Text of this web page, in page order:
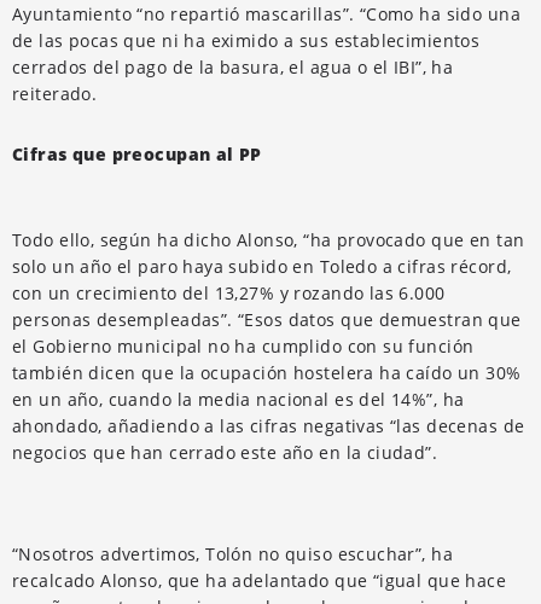
Ayuntamiento “no repartió mascarillas”. “Como ha sido una
de las pocas que ni ha eximido a sus establecimientos
cerrados del pago de la basura, el agua o el IBI”, ha
reiterado.
Cifras que preocupan al PP
Todo ello, según ha dicho Alonso, “ha provocado que en tan
solo un año el paro haya subido en Toledo a cifras récord,
con un crecimiento del 13,27% y rozando las 6.000
personas desempleadas”. “Esos datos que demuestran que
el Gobierno municipal no ha cumplido con su función
también dicen que la ocupación hostelera ha caído un 30%
en un año, cuando la media nacional es del 14%”, ha
ahondado, añadiendo a las cifras negativas “las decenas de
negocios que han cerrado este año en la ciudad”.
“Nosotros advertimos, Tolón no quiso escuchar”, ha
recalcado Alonso, que ha adelantado que “igual que hace